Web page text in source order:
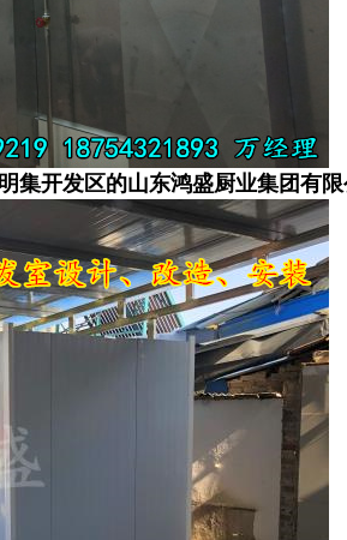
开发区的山东鸿盛厨业集团有限